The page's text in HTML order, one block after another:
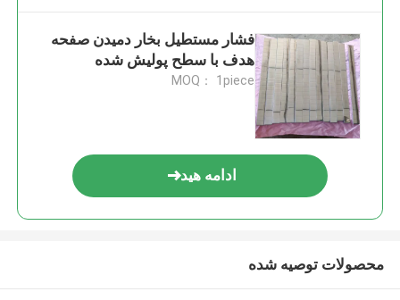
فشار مستطیل بخار دمیدن صفحه
هدف با سطح پولیش شده
MOQ： 1piece
ادامه هید
محصولات توصیه شده